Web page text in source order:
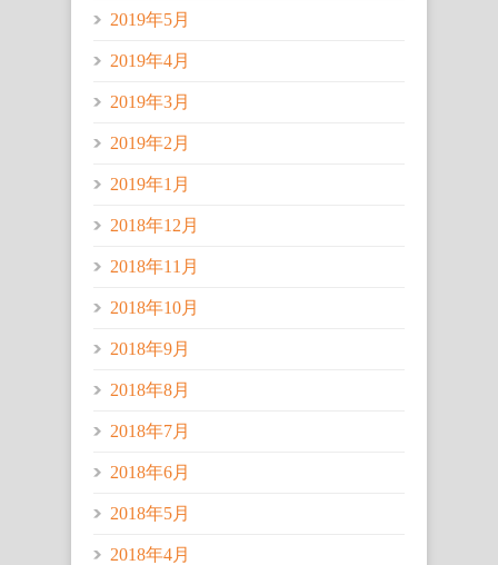
2019年5月
2019年4月
2019年3月
2019年2月
2019年1月
2018年12月
2018年11月
2018年10月
2018年9月
2018年8月
2018年7月
2018年6月
2018年5月
2018年4月